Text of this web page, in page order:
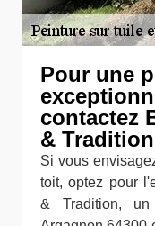
Pour une
contactez
&
Si vous
toit, optez pour
& Tradition,